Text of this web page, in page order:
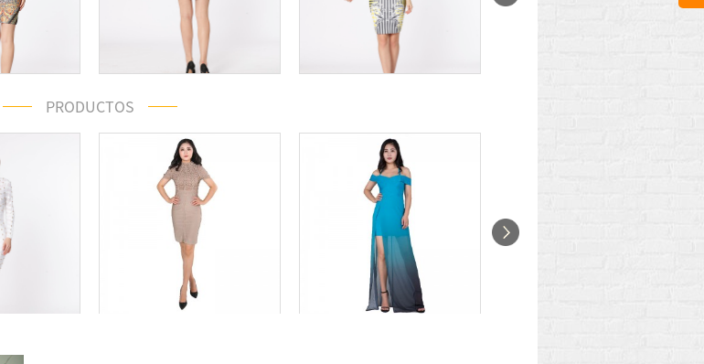
PRODUCTOS